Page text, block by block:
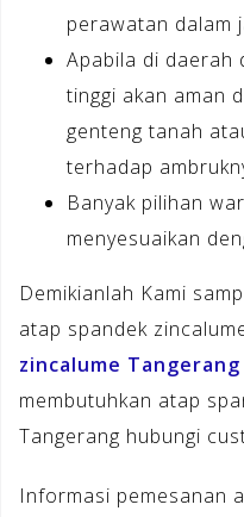
perawatan dalam
Apabila di daerah
tinggi akan aman
genteng tanah
terhadap
Banyak pilihan
menyesuaikan
Demikianlah Kami
atap spandek
zincalume Tangerang
membutuhkan atap
Tangerang hubungi
Informasi pemesanan